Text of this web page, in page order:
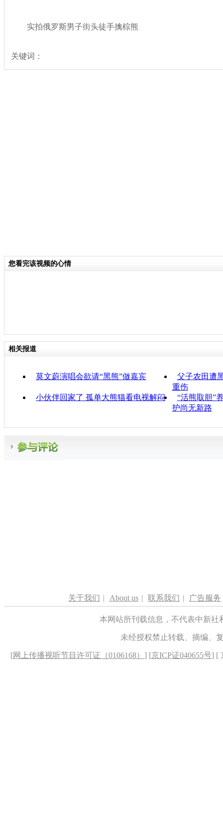
实拍俄罗斯男子街头徒手擒棕熊
关键词：
您看完该视频的心情
相关报道
莫文蔚演唱会欲请“黑熊”做嘉宾
父子农田遭
重伤
小伙伴回家了 孤单大熊猫看电视解闷
“活熊取胆”
护尚无新路
关于我们 | About us | 联系我们 | 广告服务
本网站所刊载信息，不代表中新
未经授权禁止转载、摘编、
[网上传播视听节目许可证（0106168） ] [京ICP证040655号] [